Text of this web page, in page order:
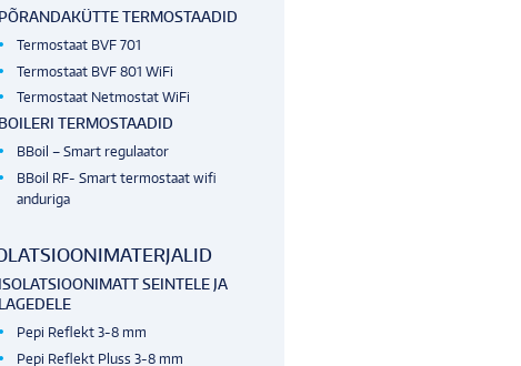
PÕRANDAKÜTTE TERMOSTAADID
Termostaat BVF 701
Termostaat BVF 801 WiFi
Termostaat Netmostat WiFi
BOILERI TERMOSTAADID
BBoil – Smart regulaator
BBoil RF- Smart termostaat wifi
anduriga
ISOLATSIOONIMATT SEINTELE JA
LAGEDELE
Pepi Reflekt 3-8 mm
Pepi Reflekt Pluss 3-8 mm